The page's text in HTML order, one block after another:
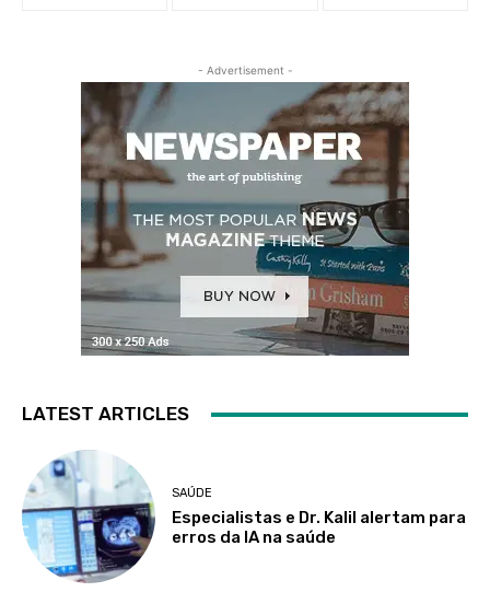
- Advertisement -
LATEST ARTICLES
SAÚDE
Especialistas e Dr. Kalil alertam para
erros da IA na saúde